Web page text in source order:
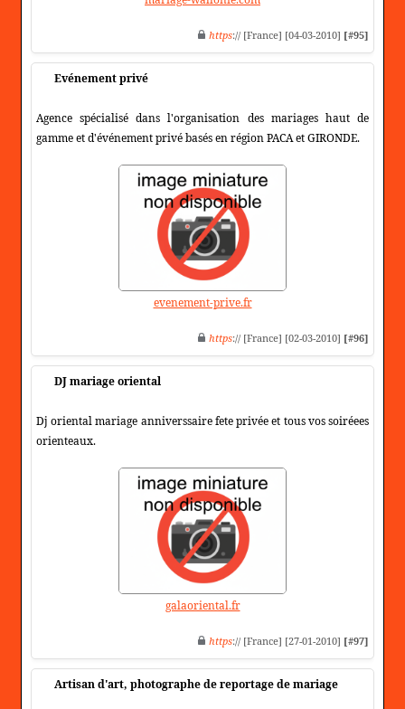
https:// [France] [04-03-2010] [#95]
Evénement privé
Agence spécialisé dans l'organisation des mariages haut de
gamme et d'événement privé basés en région PACA et GIRONDE.
evenement-prive.fr
https:// [France] [02-03-2010] [#96]
DJ mariage oriental
Dj oriental mariage anniverssaire fete privée et tous vos soiréees
orienteaux.
galaoriental.fr
https:// [France] [27-01-2010] [#97]
Artisan d'art, photographe de reportage de mariage